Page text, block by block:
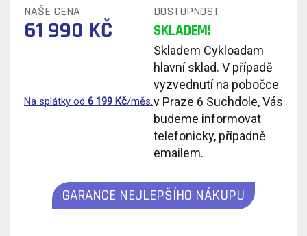
NAŠE CENA DOSTUPNOST
61 990 KČ SKLADEM!
Na splátky od 6 199 Kč/měs.
Skladem Cykloadam
hlavní sklad. V případě
vyzvednutí na pobočce
v Praze 6 Suchdole, Vás
budeme informovat
telefonicky, případně
emailem.
GARANCE NEJLEPŠÍHO NÁKUPU